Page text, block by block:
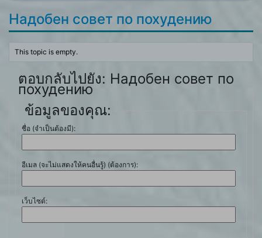
Надобен совет по похудению
This topic is empty.
ตอบกลับไปยัง: Надобен совет по
похудению
ข้อมูลของคุณ:
ชื่อ (จำเป็นต้องมี):
อีเมล (จะไม่แสดงให้คนอื่นรู้) (ต้องการ):
เว็บไซต์: